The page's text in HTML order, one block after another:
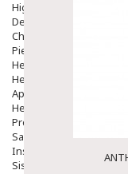
Higiene Oido
Deshabituación
Chicles
Piel
Herpes Y Hongos
Heridas Y úlceras
Aparato Genital
Hemorroides
Protectores Y Emolientes
Salud
Insomnio
Sistema Nervioso